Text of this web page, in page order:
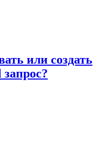
или создать